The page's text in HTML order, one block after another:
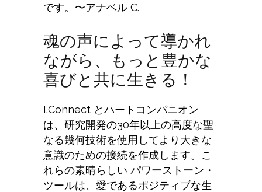
です。 〜アナベル C.
魂の声によって導かれ
ながら、もっと豊かな
喜びと共に生きる！
I.Connect とハートコンパニオン
は、研究開発の30年以上の高度な聖
なる幾何技術を使用してより大きな
意識のための接続を作成します。こ
れらの素晴らしい パワーストーン・
ツールは、愛であるポジティブな生